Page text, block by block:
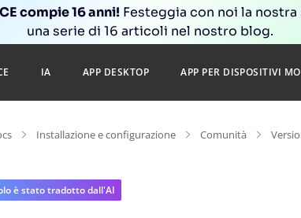
compie 16 anni! Festeggia con noi la
una serie di 16 articoli nel nostro blog.
IA APP DESKTOP APP PER DISPOSITIVI
Installazione e configurazione Comunità
è stato tradotto dall'AI